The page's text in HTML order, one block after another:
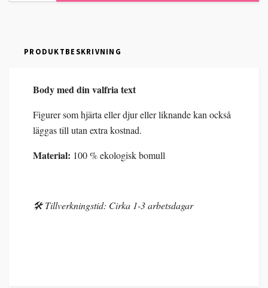
PRODUKTBESKRIVNING
Body med din valfria text
Figurer som hjärta eller djur eller liknande kan också
läggas till utan extra kostnad.
Material: 100 % ekologisk bomull
🛠️ Tillverkningstid: Cirka 1-3 arbetsdagar